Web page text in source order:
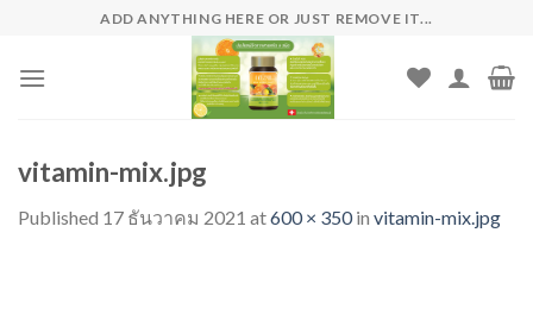
content
ADD ANYTHING HERE OR JUST REMOVE IT...
vitamin-mix.jpg
Published 17 ธันวาคม 2021 at600 × 350in vitamin-mix.jpg